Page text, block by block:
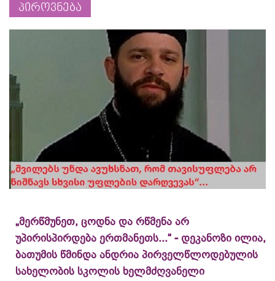
პიროვნება
„მერწმუნეთ, ცოდნა და რწმენა არ
უპირისპირდება ერთმანეთს...“ - დეკანოზი ილია,
ბათუმის წმინდა ანდრია პირველწლოდებულის
სახელობის სკოლის ხელმძღვანელი